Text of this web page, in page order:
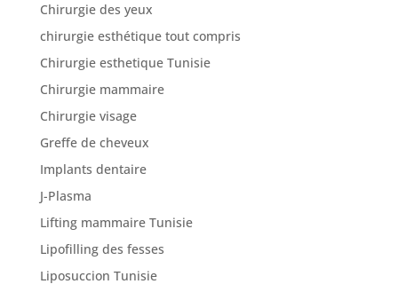
Chirurgie des yeux
chirurgie esthétique tout compris
Chirurgie esthetique Tunisie
Chirurgie mammaire
Chirurgie visage
Greffe de cheveux
Implants dentaire
J-Plasma
Lifting mammaire Tunisie
Lipofilling des fesses
Liposuccion Tunisie